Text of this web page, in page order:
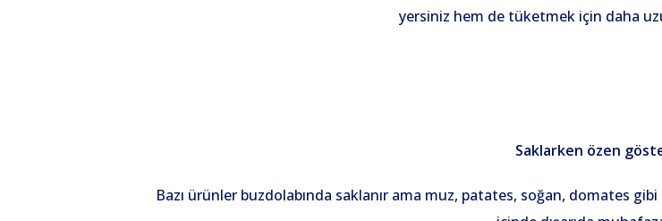
yersiniz hem de tüketmek için daha
Saklarken özen
Bazı ürünler buzdolabında saklanır ama muz, patates, soğan, domates